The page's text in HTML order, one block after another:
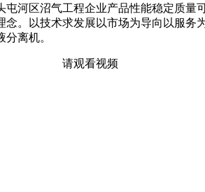
河区沼气工程企业产品性能稳定质
。以技术求发展以市场为导向以服
离机。
请观看视频